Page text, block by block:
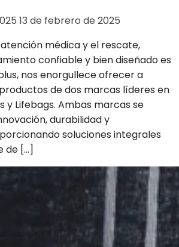
13 de febrero de 2025
médica y el rescate,
confiable y bien diseñado es
nos enorgullece ofrecer a
de dos marcas líderes en
y Lifebags. Ambas marcas se
durabilidad y
soluciones integrales
de […]